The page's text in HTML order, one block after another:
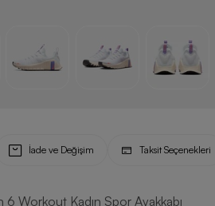
İade ve Değişim Taksit Seçenekleri
Workout Kadın Spor Ayakkabı